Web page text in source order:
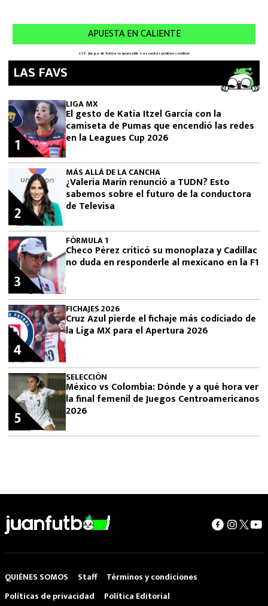
LAS FAVS
LIGA MX
El gesto de Katia Itzel García con la
camiseta de Pumas que encendió las redes
en la Leagues Cup 2026
1
MÁS ALLÁ DE LA CANCHA
¿Valeria Marin renunció a TUDN? Esto
sabemos sobre el futuro de la conductora
de Televisa
2
FÓRMULA 1
Checo Pérez criticó su monoplaza y Cadillac
no duda en responderle al mexicano en la F1
3
FICHAJES 2026
Cruz Azul pierde el fichaje más codiciado de
la Liga MX para el Apertura 2026
4
SELECCIÓN
México vs Colombia: Dónde y a qué hora ver
la final femenil de Juegos Centroamericanos
2026
5
QUIÉNES SOMOS Staff
Términos y condiciones
Políticas de privacidad
Política Editorial